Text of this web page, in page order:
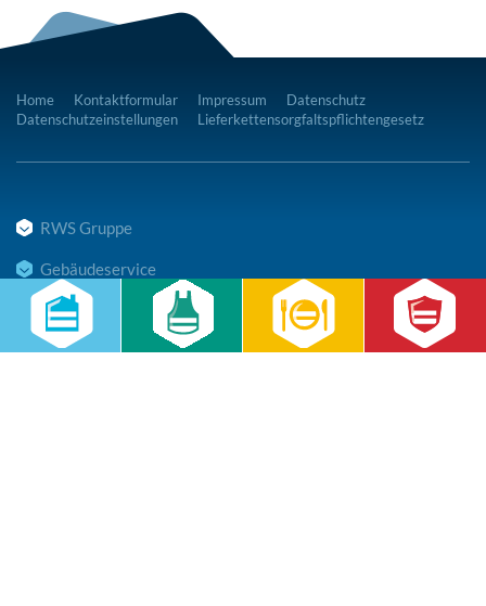
Home Kontaktformular Impressum
Datenschutz
Datenschutzeinstellungen
Lieferkettensorgfaltspflichtengesetz
RWS Gruppe
Gebäudeservice
Hauswirtschaft
Cateringservice